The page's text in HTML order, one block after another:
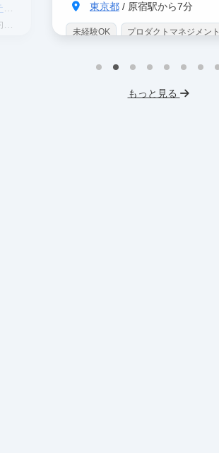
東京都/ 原宿駅から7分
未経験OK プロダクトマネジメント
もっと見る